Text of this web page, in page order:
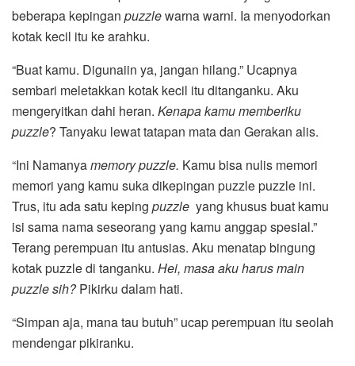
beberapa kepingan puzzlewarna warni. Ia menyodorkan
kotak kecil itu ke arahku.
“Buat kamu. Digunaiin ya, jangan hilang.” Ucapnya
sembari meletakkan kotak kecil itu ditanganku. Aku
mengeryitkan dahi heran. Kenapa kamu memberiku
puzzle? Tanyaku lewat tatapan mata dan Gerakan alis.
“Ini Namanyamemory puzzle. Kamu bisa nulis memori
memori yang kamu suka dikepingan puzzle puzzle ini.
Trus, itu ada satu keping puzzle yang khusus buat kamu
isi sama nama seseorang yang kamu anggap spesial.”
Terang perempuan itu antusias. Aku menatap bingung
kotak puzzle di tanganku. Hei, masa aku harus main
puzzle sih?Pikirku dalam hati.
“Simpan aja, mana tau butuh” ucap perempuan itu seolah
mendengar pikiranku.